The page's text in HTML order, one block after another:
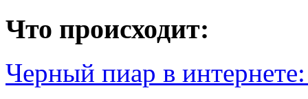
Что происходит:
Черный пиар в